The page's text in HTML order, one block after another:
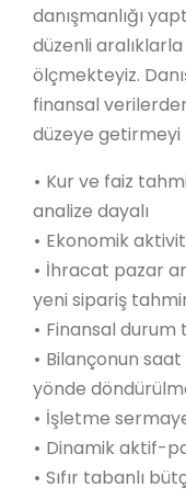
danışmanlığı
düzenli
ölçmekteyiz.
finansal
düzeye getirmeyi
• Kur ve faiz
analize dayalı
• Ekonomik
• İhracat pazar
yeni sipariş
• ​​​​​​​Finansal durum
• ​​​​​​​​​​​​​​Bilançonun
yönde
• ​​​​​​​İşletme
• ​​​​​​​Dinamik aktif-
• ​​​​​​​Sıfır tabanlı